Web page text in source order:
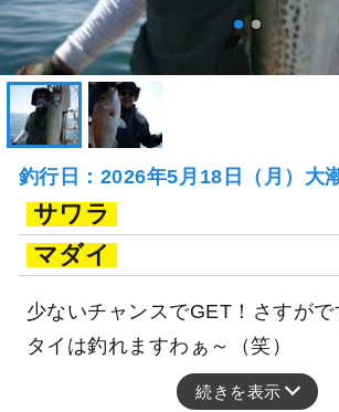
釣行日：2026年5月18日（月）大
サワラ
マダイ
少ないチャンスでGET！さすがで
タイは釣れますわぁ～（笑）
続きを表示